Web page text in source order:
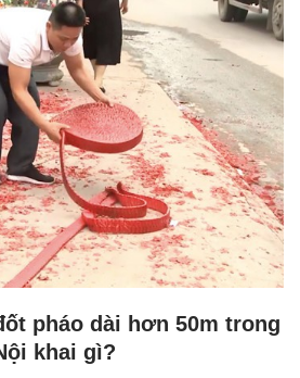
pháo dài hơn 50m trong
khai gì?